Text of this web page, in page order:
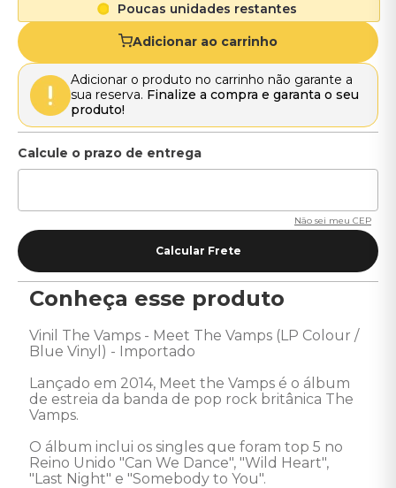
Poucas unidades restantes
Adicionar ao carrinho
Adicionar o produto no carrinho não garante a
sua reserva. Finalize a compra e garanta o seu
produto!
Não sei meu CEP
Conheça esse produto
Vinil The Vamps - Meet The Vamps (LP Colour /
Blue Vinyl) - Importado
Lançado em 2014, Meet the Vamps é o álbum
de estreia da banda de pop rock britânica The
Vamps.
O álbum inclui os singles que foram top 5 no
Reino Unido "Can We Dance", "Wild Heart",
"Last Night" e "Somebody to You".